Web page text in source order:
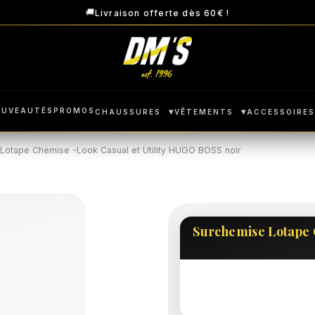
🚚Livraison offerte dès 60€ !
PROMOS CHAUSSURES ▾VÊTEMENTS ▾ACCESSOIRES
Chemise -Look Casual et Utility HUGO BOSS noir
Surchemise Lotape